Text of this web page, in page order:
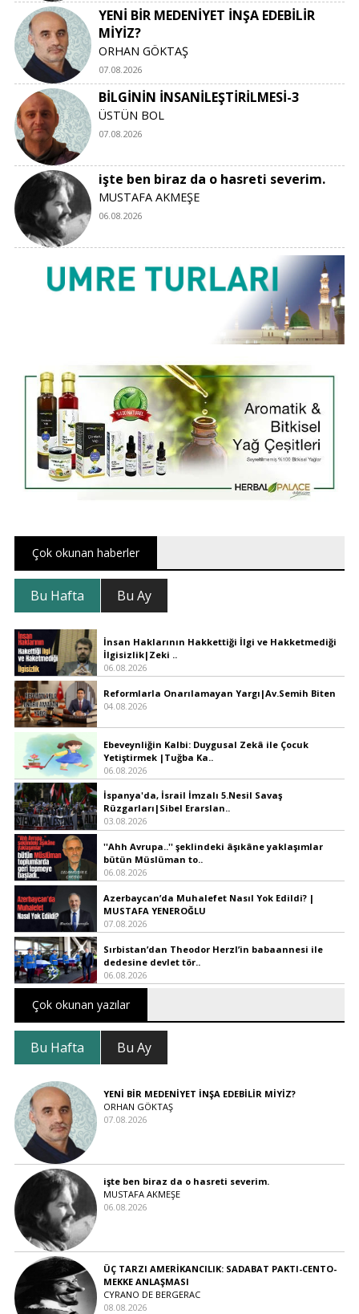
YENİ BİR MEDENİYET İNŞA EDEBİLİR
MİYİZ?
ORHAN GÖKTAŞ
07.08.2026
BİLGİNİN İNSANİLEŞTİRİLMESİ-3
ÜSTÜN BOL
07.08.2026
işte ben biraz da o hasreti severim.
MUSTAFA AKMEŞE
06.08.2026
Çok okunan haberler
Bu Hafta Bu Ay
İnsan Haklarının Hakkettiği İlgi ve Hakketmediği
İlgisizlik|Zeki ..
06.08.2026
Reformlarla Onarılamayan Yargı|Av.Semih Biten
04.08.2026
Ebeveynliğin Kalbi: Duygusal Zekâ ile Çocuk
Yetiştirmek |Tuğba Ka..
06.08.2026
İspanya'da, İsrail İmzalı 5.Nesil Savaş
Rüzgarları|Sibel Erarslan..
03.08.2026
''Ahh Avrupa..'' şeklindeki âşıkâne yaklaşımlar
bütün Müslüman to..
06.08.2026
Azerbaycan’da Muhalefet Nasıl Yok Edildi? |
MUSTAFA YENEROĞLU
07.08.2026
Sırbistan’dan Theodor Herzl’in babaannesi ile
dedesine devlet tör..
06.08.2026
Çok okunan yazılar
Bu Hafta Bu Ay
YENİ BİR MEDENİYET İNŞA EDEBİLİR MİYİZ?
ORHAN GÖKTAŞ
07.08.2026
işte ben biraz da o hasreti severim.
MUSTAFA AKMEŞE
06.08.2026
ÜÇ TARZI AMERİKANCILIK: SADABAT PAKTI-CENTO-
MEKKE ANLAŞMASI
CYRANO DE BERGERAC
08.08.2026